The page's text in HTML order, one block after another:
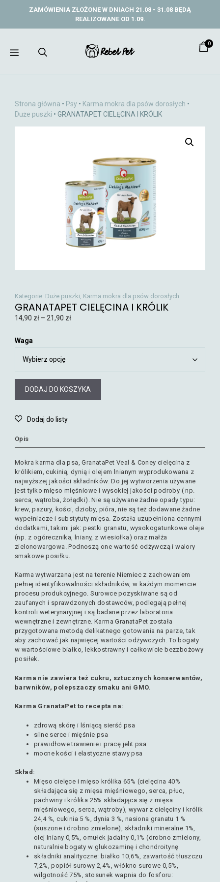
ZAMÓWIENIA ZŁOŻONE W DNIACH 21.08 - 31.08 BĘDĄ
REALIZOWANE OD 1.09.
Menu
0
Strona główna • Psy • Karma mokra dla psów dorosłych •
Duże puszki • GRANATAPET CIELĘCINA I KRÓLIK
GRANATAPET CIELĘCINA I KRÓLIK
14,90 zł – 21,90 zł
Opis
Mokra karma dla psa, GranataPet Veal & Coney cielęcina z
królikiem, cukinią, dynią i olejem lnianym wyprodukowana z
najwyższej jakości składników. Do jej wytworzenia używane
jest tylko mięso mięśniowe i wysokiej jakości podroby ( np.
serca, wątroba, żołądki). Nie są używane żadne opady typu:
krew, pazury, kości, dzioby, pióra, nie są też dodawane żadne
wypełniacze i substytuty mięsa. Została uzupełniona cennymi
dodatkami, takimi jak: pestki granatu, wysokogatunkowe oleje
(np. z ogórecznika, lniany, z wiesiołka) oraz małża
zielonowargowa. Podnoszą one wartość odżywczą i walory
smakowe posiłku.
Karma wytwarzana jest na terenie Niemiec z zachowaniem
pełnej identyfikowalności składników, w każdym momencie
procesu produkcyjnego. Surowce pozyskiwane są od
zaufanych i sprawdzonych dostawców, podlegają pełnej
kontroli weterynaryjnej i są badane przez laboratoria
wewnętrzne i zewnętrzne. Karma GranataPet została
przygotowana metodą delikatnego gotowania na parze, tak
aby zachować jak najwięcej wartości odżywczych. To bogaty
w wartościowe białko, lekkostrawny i całkowicie bezzbożowy
posiłek.
Karma nie zawiera też cukru, sztucznych konserwantów,
barwników, polepszaczy smaku ani GMO.
Karma GranataPet to recepta na:
zdrową skórę i lśniącą sierść psa
silne serce i mięśnie psa
prawidłowe trawienie i pracę jelit psa
mocne kości i elastyczne stawy psa
Skład:
Mięso cielęce i mięso królika 65% (cielęcina 40%
składająca się z mięsa mięśniowego, serca, płuc,
pachwiny i królika 25% składająca się z mięsa
mięśniowego, serca, wątroby), wywar z cielęciny i królik
24,4 %, cukinia 5 %, dynia 3 %, nasiona granatu 1 %
(suszone i drobno zmielone), składniki mineralne 1%,
olej lniany 0,5%, omułek jadalny 0,1% (drobno zmielony,
naturalnie bogaty w glukozaminę i chondroitynę
składniki analityczne: białko 10,6%, zawartość tłuszczu
7,2%, popiół surowy 2,4%, włókno surowe 0,5%,
wilgotność 75%, stosunek wapnia do fosforu:
Waga
DODAJ DO KOSZYKA
Kategorie: Duże puszki Karma mokra dla psów dorosłych